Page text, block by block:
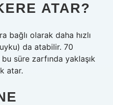
ATAR?
bağlı olarak daha hızlı
da atabilir. 70
süre zarfında yaklaşık
atar.